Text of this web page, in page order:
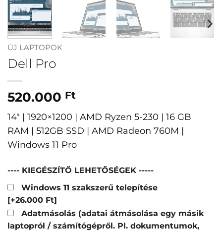
ÚJ LAPTOPOK
Dell Pro
520.000 Ft
14″ | 1920×1200 | AMD Ryzen 5-230 | 16 GB
RAM | 512GB SSD | AMD Radeon 760M |
Windows 11 Pro
---- KIEGÉSZÍTŐ LEHETŐSÉGEK -----
Windows 11 szakszerű telepítése
[+26.000 Ft]
Adatmásolás (adatai átmásolása egy másik
laptopról / számítógépről. Pl. dokumentumok,